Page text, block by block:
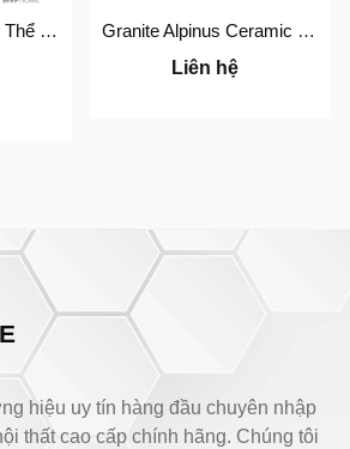
Bàn Ăn Mặt Đá Tinh Thể BA202
Granite Alpinus Ceramic Table
Liên hệ
hiệu uy tín hàng đầu chuyên nhập
thất cao cấp chính hãng. Chúng tôi